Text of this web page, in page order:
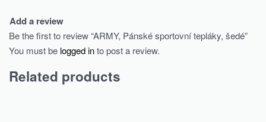
Add a review
Be the first to review “ARMY, Pánské sportovní tepláky, šedé”
You must be logged into post a review.
Related products